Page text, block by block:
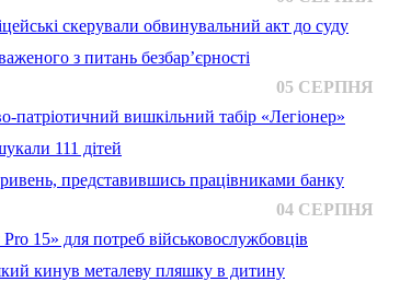
скерували обвинувальний акт до суду
з питань безбар’єрності
05 СЕРПНЯ
патріотичний вишкільний табір «Легіонер»
111 дітей
представившись працівниками банку
04 СЕРПНЯ
15» для потреб військовослужбовців
кинув металеву пляшку в дитину